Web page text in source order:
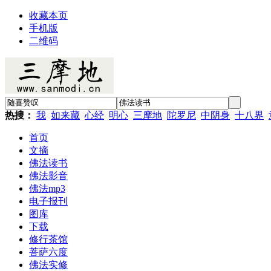
收藏本页
手机版
二维码
热搜： 我 如来藏 心经 明心 三摩地 陀罗尼 中阴身 十八界
首页
文摘
佛法读书
佛法影音
佛法mp3
电子报刊
图库
下载
修行茶馆
菩萨六度
佛法实修